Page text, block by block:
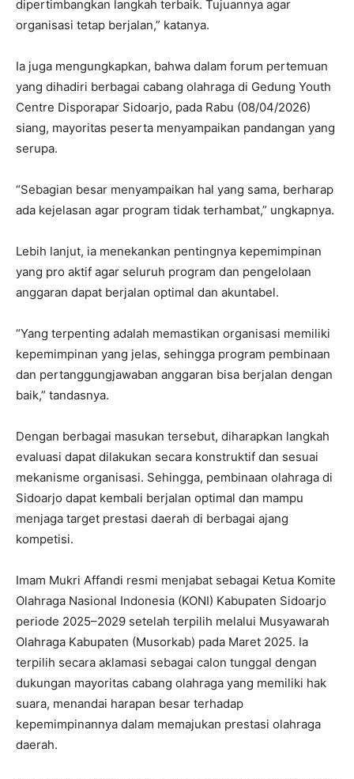
dipertimbangkan langkah terbaik. Tujuannya agar
organisasi tetap berjalan,” katanya.
Ia juga mengungkapkan, bahwa dalam forum pertemuan
yang dihadiri berbagai cabang olahraga di Gedung Youth
Centre Disporapar Sidoarjo, pada Rabu (08/04/2026)
siang, mayoritas peserta menyampaikan pandangan yang
serupa.
“Sebagian besar menyampaikan hal yang sama, berharap
ada kejelasan agar program tidak terhambat,” ungkapnya.
Lebih lanjut, ia menekankan pentingnya kepemimpinan
yang pro aktif agar seluruh program dan pengelolaan
anggaran dapat berjalan optimal dan akuntabel.
“Yang terpenting adalah memastikan organisasi memiliki
kepemimpinan yang jelas, sehingga program pembinaan
dan pertanggungjawaban anggaran bisa berjalan dengan
baik,” tandasnya.
Dengan berbagai masukan tersebut, diharapkan langkah
evaluasi dapat dilakukan secara konstruktif dan sesuai
mekanisme organisasi. Sehingga, pembinaan olahraga di
Sidoarjo dapat kembali berjalan optimal dan mampu
menjaga target prestasi daerah di berbagai ajang
kompetisi.
Imam Mukri Affandi resmi menjabat sebagai Ketua Komite
Olahraga Nasional Indonesia (KONI) Kabupaten Sidoarjo
periode 2025–2029 setelah terpilih melalui Musyawarah
Olahraga Kabupaten (Musorkab) pada Maret 2025. Ia
terpilih secara aklamasi sebagai calon tunggal dengan
dukungan mayoritas cabang olahraga yang memiliki hak
suara, menandai harapan besar terhadap
kepemimpinannya dalam memajukan prestasi olahraga
daerah.